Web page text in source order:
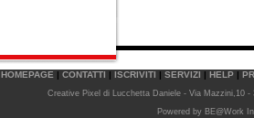
HOMEPAGE | CONTATTI | ISCRIVITI | SERVIZI | HELP |
Creative Pixel di Lucchetta Daniele - Via Mazzini,10 -
Powered by BE@Work